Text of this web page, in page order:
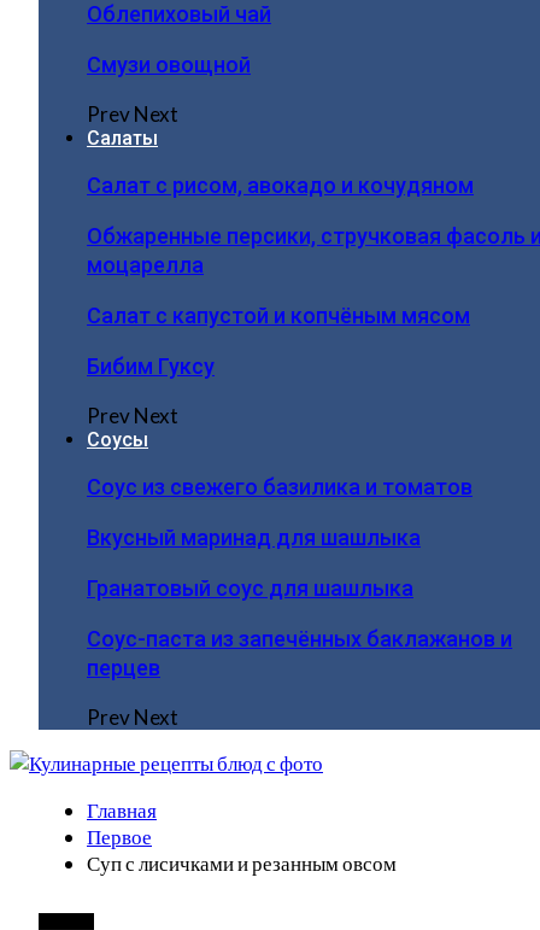
Облепиховый чай
Смузи овощной
PrevNext
Салаты
Салат с рисом, авокадо и кочудяном
Обжаренные персики, стручковая фасоль
моцарелла
Салат с капустой и копчёным мясом
Бибим Гуксу
PrevNext
Соусы
Соус из свежего базилика и томатов
Вкусный маринад для шашлыка
Гранатовый соус для шашлыка
Соус-паста из запечённых баклажанов и
перцев
PrevNext
Главная
Первое
Суп с лисичками и резанным овсом